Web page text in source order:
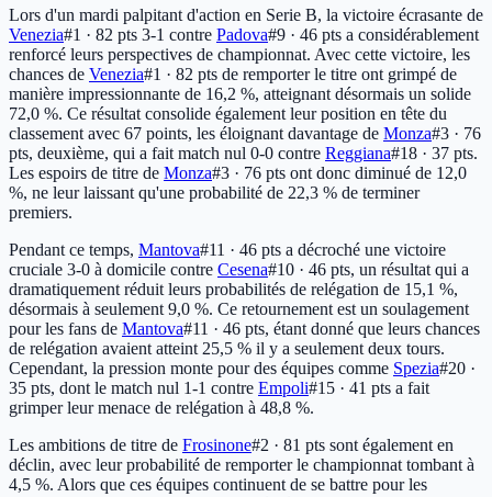
Lors d'un mardi palpitant d'action en Serie B, la victoire écrasante de
Venezia#1 · 82 pts 3-1 contre Padova#9 · 46 pts a considérablement
renforcé leurs perspectives de championnat. Avec cette victoire, les
chances de Venezia#1 · 82 pts de remporter le titre ont grimpé de
manière impressionnante de 16,2 %, atteignant désormais un solide
72,0 %. Ce résultat consolide également leur position en tête du
classement avec 67 points, les éloignant davantage de Monza#3 · 76
pts, deuxième, qui a fait match nul 0-0 contre Reggiana#18 · 37 pts.
Les espoirs de titre de Monza#3 · 76 pts ont donc diminué de 12,0
%, ne leur laissant qu'une probabilité de 22,3 % de terminer
premiers.
Pendant ce temps, Mantova#11 · 46 pts a décroché une victoire
cruciale 3-0 à domicile contre Cesena#10 · 46 pts, un résultat qui a
dramatiquement réduit leurs probabilités de relégation de 15,1 %,
désormais à seulement 9,0 %. Ce retournement est un soulagement
pour les fans de Mantova#11 · 46 pts, étant donné que leurs chances
de relégation avaient atteint 25,5 % il y a seulement deux tours.
Cependant, la pression monte pour des équipes comme Spezia#20 ·
35 pts, dont le match nul 1-1 contre Empoli#15 · 41 pts a fait
grimper leur menace de relégation à 48,8 %.
Les ambitions de titre de Frosinone#2 · 81 pts sont également en
déclin, avec leur probabilité de remporter le championnat tombant à
4,5 %. Alors que ces équipes continuent de se battre pour les